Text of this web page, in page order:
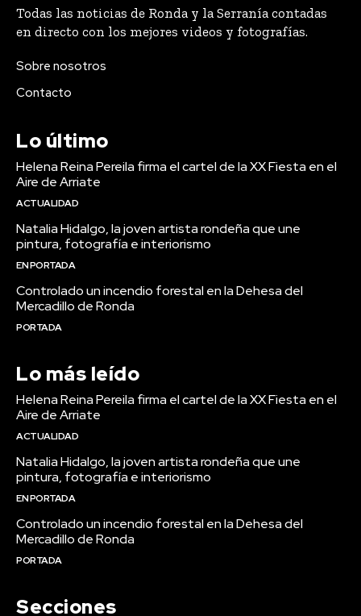
Todas las noticias de Ronda y la Serranía contadas
en directo con los mejores videos y fotografías.
Sobre nosotros
Contacto
Lo último
Helena Reina Pereila firma el cartel de la XX Fiesta en el
Aire de Arriate
ACTUALIDAD
Natalia Hidalgo, la joven artista rondeña que une
pintura, fotografía e interiorismo
EN PORTADA
Controlado un incendio forestal en la Dehesa del
Mercadillo de Ronda
PORTADA
Lo más leído
Helena Reina Pereila firma el cartel de la XX Fiesta en el
Aire de Arriate
ACTUALIDAD
Natalia Hidalgo, la joven artista rondeña que une
pintura, fotografía e interiorismo
EN PORTADA
Controlado un incendio forestal en la Dehesa del
Mercadillo de Ronda
PORTADA
Secciones